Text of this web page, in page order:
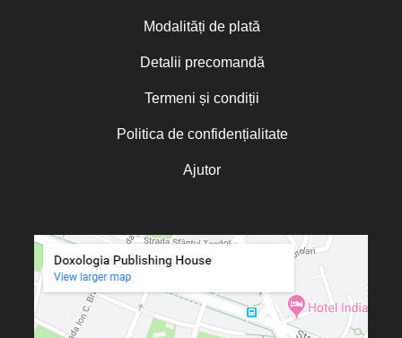
Modalități de plată
Detalii precomandă
Termeni și condiții
Politica de confidențialitate
Ajutor